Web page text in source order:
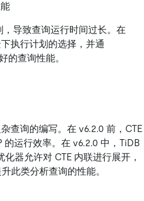
导致查询运行时间过长。在
执行计划的选择，并通
的查询性能。
查询的编写。在 v6.2.0 前，CTE
运行效率。在 v6.2.0 中，TiDB
器允许对 CTE 内联进行展开，
此类分析查询的性能。